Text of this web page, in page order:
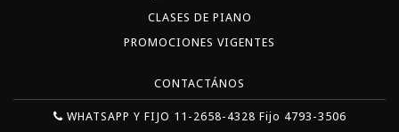
CLASES DE PIANO
PROMOCIONES VIGENTES
CONTACTÁNOS
WHATSAPP Y FIJO 11-2658-4328 Fijo 4793-3506